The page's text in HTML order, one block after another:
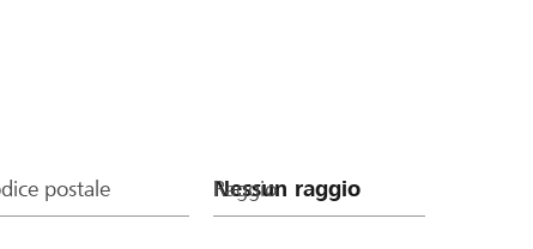
postale Raggio